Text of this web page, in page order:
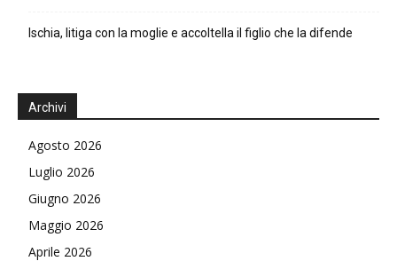
Ischia, litiga con la moglie e accoltella il figlio che la difende
Archivi
Agosto 2026
Luglio 2026
Giugno 2026
Maggio 2026
Aprile 2026